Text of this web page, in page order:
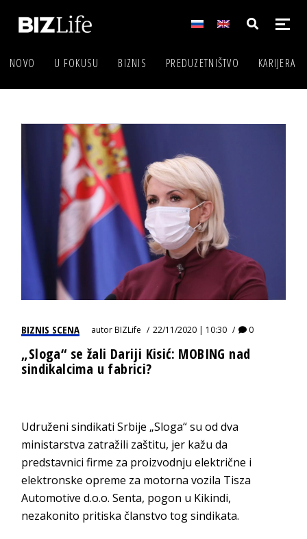
NOVO U FOKUSU BIZNIS PREDUZETNIŠTVO KARIJERA
BIZNIS SCENA autorBIZLife 22/11/2020 | 10:30 0
„Sloga“ se žali Dariji Kisić: MOBING nad
sindikalcima u fabrici?
Udruženi sindikati Srbije „Sloga“ su od dva
ministarstva zatražili zaštitu, jer kažu da
predstavnici firme za proizvodnju električne i
elektronske opreme za motorna vozila Tisza
Automotive d.o.o. Senta, pogon u Kikindi,
nezakonito pritiska članstvo tog sindikata.